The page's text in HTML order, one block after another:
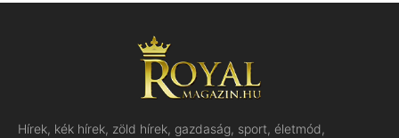
Hírek, kék hírek, zöld hírek, gazdaság, sport, életmód,